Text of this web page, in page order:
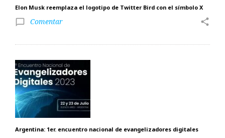
Elon Musk reemplaza el logotipo de Twitter Bird con el símbolo X
chat_bubble_outline Comentar share
Argentina: 1er. encuentro nacional de evangelizadores digitales